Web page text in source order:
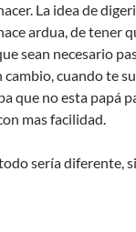
La idea de
ardua, de tener
sean necesario
cuando te
que no esta papá
mas facilidad.
sería diferente,